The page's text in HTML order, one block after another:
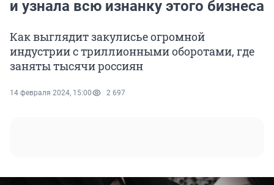
и узнала всю изнанку этого бизнеса
Как выглядит закулисье огромной
индустрии с триллионными оборотами, где
заняты тысячи россиян
14 февраля 2024, 15:00 2 697